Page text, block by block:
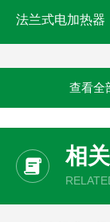
法兰式电加热器
查看全
相